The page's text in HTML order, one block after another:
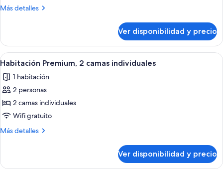
1
con
acceso
para
personas
discapacitadas
Más detalles
Más
estándar,
cama
con
acceso
personas
discapacitadas
Ver disponibilidad y precio
Ver
todas
las
fotos
de
Habitación
Premium,
individuales
Habitación de hotel con dos camas,
3
Habitación Premium, 2 camas individuales
1 habitación
2 personas
2 camas individuales
Wifi gratuito
Más detalles
Más
Premium,
Ver disponibilidad y precio